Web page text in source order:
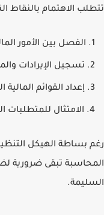
تتطلب الاهتمام بالنقاط
الفصل بين الأمور
تسجيل الإيرادات
إعداد القوائم
الامتثال للمتطلبات
رغم بساطة الهيكل
المحاسبة تبقى ضرورية
السليمة.